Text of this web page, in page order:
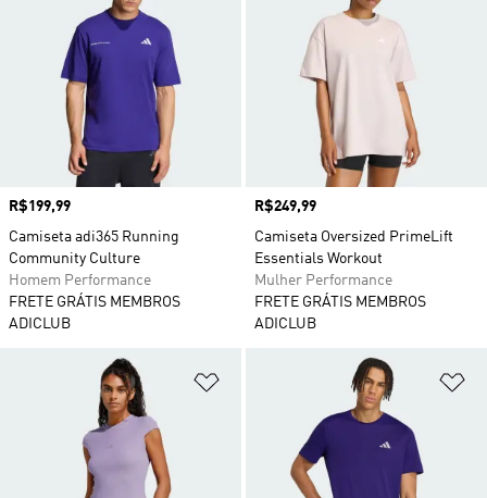
Preço
R$199,99
Camiseta adi365 Running
Community Culture
Homem Performance
FRETE GRÁTIS MEMBROS
ADICLUB
Preço
R$249,99
Camiseta Oversized PrimeLift
Essentials Workout
Mulher Performance
FRETE GRÁTIS MEMBROS
ADICLUB
Adicionar à Lista de Desejos